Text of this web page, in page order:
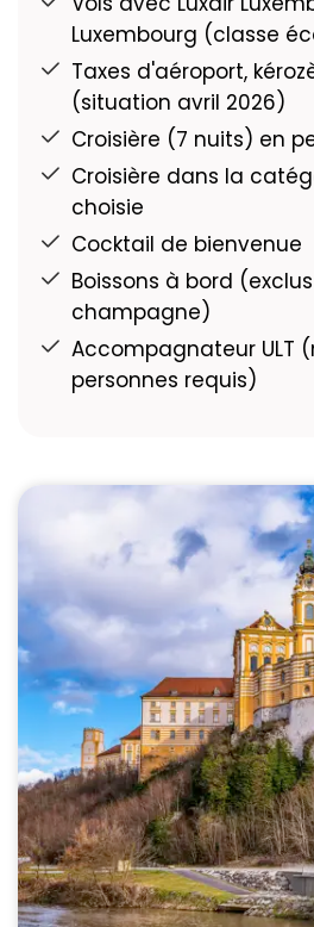
Luxembourg (classe
Taxes d'aéroport,
(situation avril 2026)
Croisière (7 nuits) en
Croisière dans la
choisie
Cocktail de bienvenue
Boissons à bord
champagne)
Accompagnateur ULT
personnes requis)